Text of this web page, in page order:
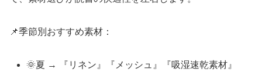
📌季節別おすすめ素材：
🌞夏 → 『リネン』『メッシュ』『吸湿速乾素材』